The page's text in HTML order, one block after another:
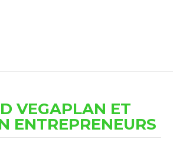
VEGAPLAN ET
ENTREPRENEURS